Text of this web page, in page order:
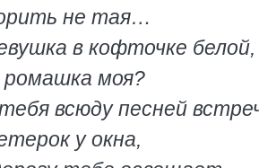
не тая…
в кофточке белой,
моя?
всюду песней
у окна,